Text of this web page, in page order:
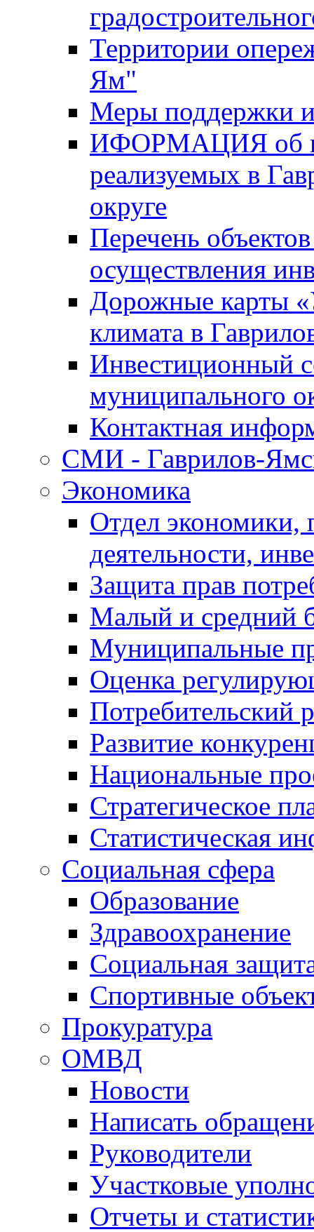
Территории
Ям"
Меры поддержки
ИФОРМАЦИЯ об
реализуемых в
округе
Перечень
осуществления
Дорожные карты
климата в
Инвестиционный
муниципального
Контактная
СМИ - Гаврилов-
Экономика
Отдел экономики,
деятельности,
Защита прав
Малый и средний
Муниципальные
Оценка
Потребительский
Развитие
Национальные
Стратегическое
Статистическая
Социальная сфера
Образование
Здравоохранение
Социальная
Спортивные
Прокуратура
ОМВД
Новости
Написать
Руководители
Участковые
Отчеты и